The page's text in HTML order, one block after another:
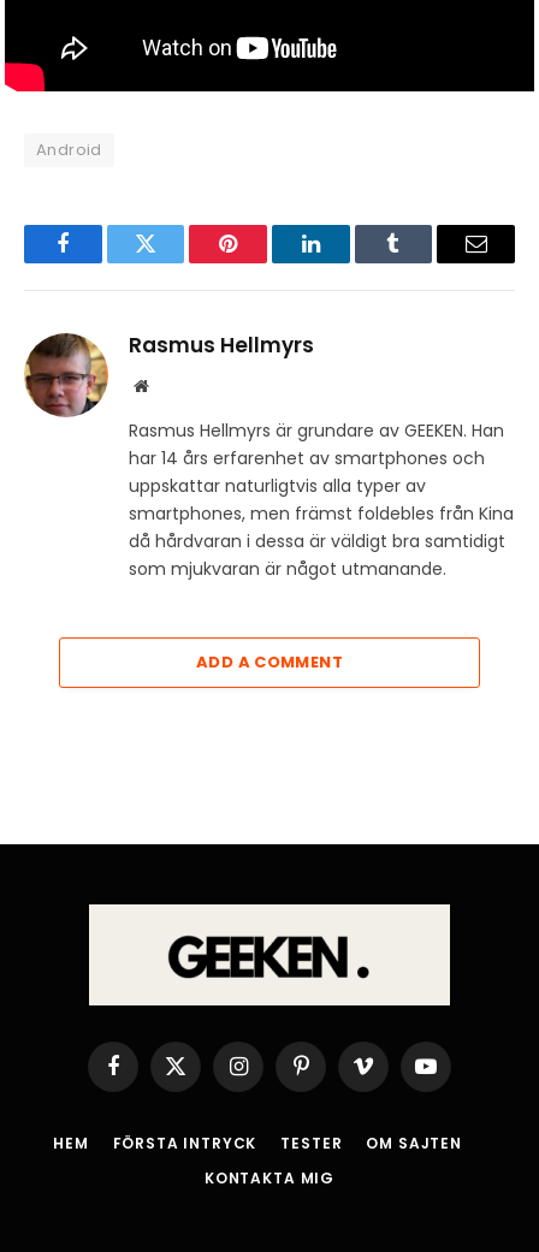
Android
FacebookTwitter Pinterest LinkedInTumblr Email
Rasmus Hellmyrs
Website
Rasmus Hellmyrs är grundare av GEEKEN. Han
har 14 års erfarenhet av smartphones och
uppskattar naturligtvis alla typer av
smartphones, men främst foldebles från Kina
då hårdvaran i dessa är väldigt bra samtidigt
som mjukvaran är något utmanande.
ADD A COMMENT
Facebook
X
(Twitter)
InstagramPinterestVimeo YouTube
HEM FÖRSTA INTRYCK TESTER
OM SAJTEN
KONTAKTA MIG